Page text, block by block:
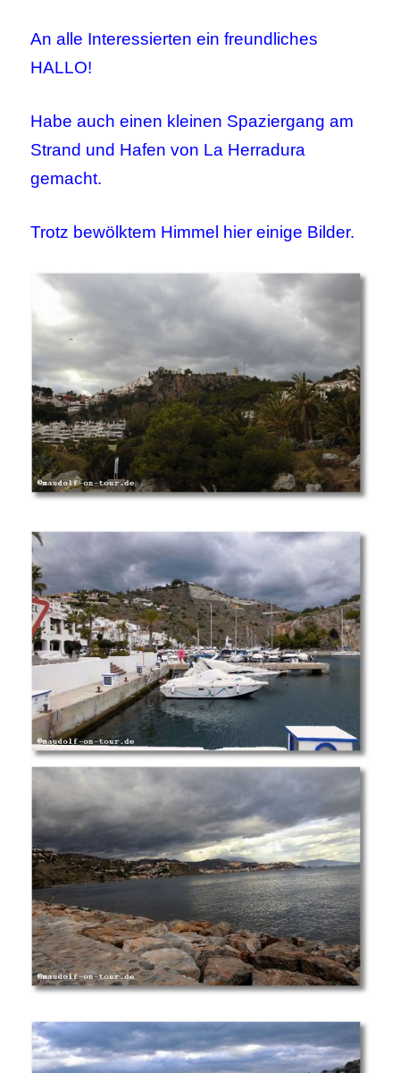
An alle Interessierten ein freundliches
HALLO!
Habe auch einen kleinen Spaziergang am
Strand und Hafen von La Herradura
gemacht.
Trotz bewölktem Himmel hier einige Bilder.